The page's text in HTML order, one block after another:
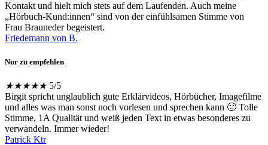
Kontakt und hielt mich stets auf dem Laufenden. Auch meine
„Hörbuch-Kund:innen“ sind von der einfühlsamen Stimme von
Frau Brauneder begeistert.
Friedemann von B.
Nur zu empfehlen
★★★★★ 5/5
Birgit spricht unglaublich gute Erklärvideos, Hörbücher, Imagefilme
und alles was man sonst noch vorlesen und sprechen kann 🙂 Tolle
Stimme, 1A Qualität und weiß jeden Text in etwas besonderes zu
verwandeln. Immer wieder!
Patrick Ktr